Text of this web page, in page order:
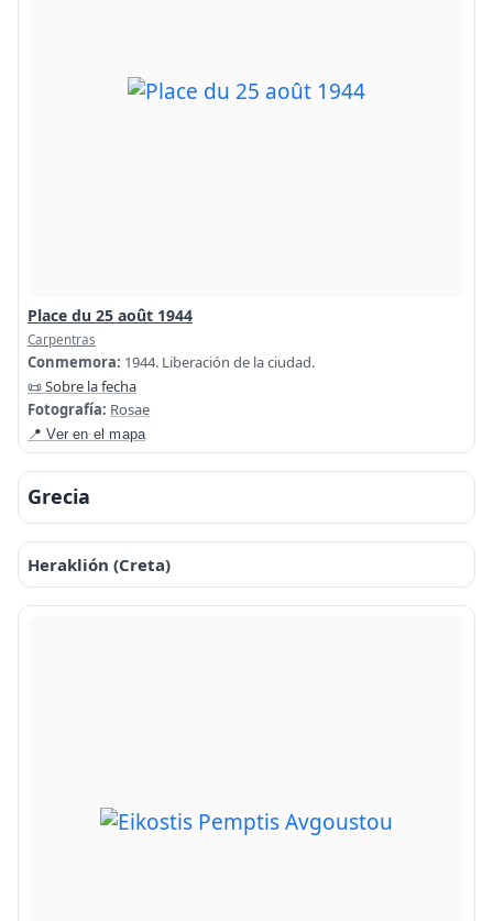
Place du 25 août 1944
Carpentras
Conmemora: 1944. Liberación de la ciudad.
📜 Sobre la fecha
Fotografía: Rosae
📍 Ver en el mapa
Grecia
Heraklión (Creta)